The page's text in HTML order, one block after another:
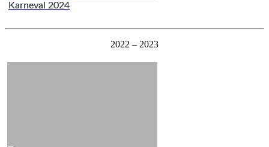
Karneval 2024
2022 – 2023